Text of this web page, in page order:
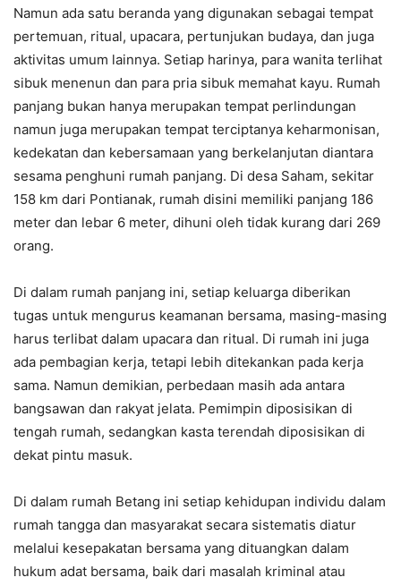
Namun ada satu beranda yang digunakan sebagai tempat
pertemuan, ritual, upacara, pertunjukan budaya, dan juga
aktivitas umum lainnya. Setiap harinya, para wanita terlihat
sibuk menenun dan para pria sibuk memahat kayu. Rumah
panjang bukan hanya merupakan tempat perlindungan
namun juga merupakan tempat terciptanya keharmonisan,
kedekatan dan kebersamaan yang berkelanjutan diantara
sesama penghuni rumah panjang. Di desa Saham, sekitar
158 km dari Pontianak, rumah disini memiliki panjang 186
meter dan lebar 6 meter, dihuni oleh tidak kurang dari 269
orang.
Di dalam rumah panjang ini, setiap keluarga diberikan
tugas untuk mengurus keamanan bersama, masing-masing
harus terlibat dalam upacara dan ritual. Di rumah ini juga
ada pembagian kerja, tetapi lebih ditekankan pada kerja
sama. Namun demikian, perbedaan masih ada antara
bangsawan dan rakyat jelata. Pemimpin diposisikan di
tengah rumah, sedangkan kasta terendah diposisikan di
dekat pintu masuk.
Di dalam rumah Betang ini setiap kehidupan individu dalam
rumah tangga dan masyarakat secara sistematis diatur
melalui kesepakatan bersama yang dituangkan dalam
hukum adat bersama, baik dari masalah kriminal atau